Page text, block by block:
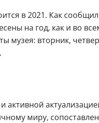
в 2021. Как
на год, как и во
вторник,
активной
миру,